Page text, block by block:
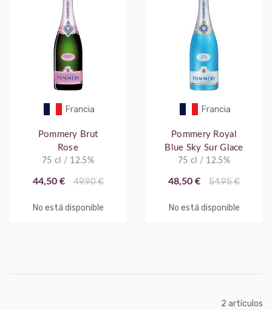
Francia
Pommery Brut
Rose
75 cl / 12.5%
44,50 € 49,90 €
No está disponible
Francia
Pommery Royal
Blue Sky Sur Glace
75 cl / 12.5%
48,50 € 54,95 €
No está disponible
2 artículos